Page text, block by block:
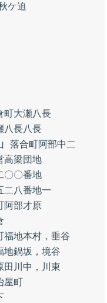
ケ迫
町大瀬八長
八長八長
落合町阿部中二
高梁団地
〇〇番地
二八番地一
阿部才原
福地本村，垂谷
地鍋坂，境谷
田川中，川東
屋町